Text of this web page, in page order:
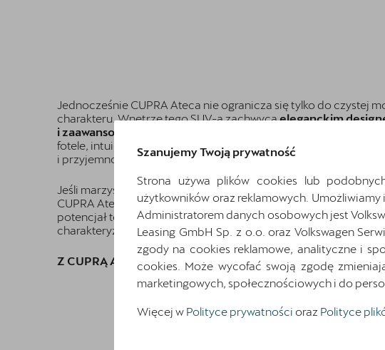
Jednocześnie CUPRA Ateca nie ogranicza się tylko do czystej
charakteru. Wnętrze tego SUV-a zachwycaeleganckim
i zaawansowanymi rozwiązaniami technologicznymi
fotele, intuicyjny system multimedialny i bogaty zestaw funkcji
i przyjemność na każdej trasie.
Jeśli marzysz o połączeniu sportowych emocji z codzienną
CUPRA Ateca to idealny wybór dla Ciebie. Odkryj nowe
potencjał tego niesamowitego SUV-a, który nie tylko
charakteryzuje się niepowtarzalnym stylem.
Z CUPRĄ Ateca każda Twoja podróż zamieni się w
Szanujemy Twoją prywatność
Strona używa plików cookies lub
użytkowników oraz reklamowych.
Administratorem danych osobowych jest
Leasing GmbH Sp. z o.o. oraz Volkswagen
zgody na cookies reklamowe, analityczne i
cookies. Może wycofać swoją zgodę
marketingowych, społecznościowych i do
Więcej w Polityce prywatności oraz Polityce